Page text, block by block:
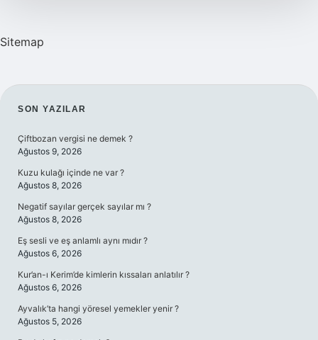
Sitemap
SIDEBAR
SON YAZILAR
Çiftbozan vergisi ne demek ?
Ağustos 9, 2026
Kuzu kulağı içinde ne var ?
Ağustos 8, 2026
Negatif sayılar gerçek sayılar mı ?
Ağustos 8, 2026
Eş sesli ve eş anlamlı aynı mıdır ?
Ağustos 6, 2026
Kur’an-ı Kerim’de kimlerin kıssaları anlatılır ?
Ağustos 6, 2026
Ayvalık’ta hangi yöresel yemekler yenir ?
Ağustos 5, 2026